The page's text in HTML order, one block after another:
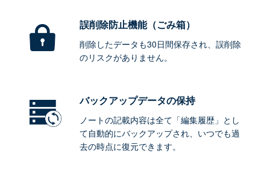
誤削除防止機能（ごみ箱）
削除したデータも30日間保存され、誤削除
のリスクがありません。
バックアップデータの保持
ノートの記載内容は全て「編集履歴」とし
て自動的にバックアップされ、いつでも過
去の時点に復元できます。